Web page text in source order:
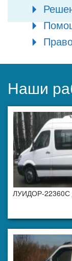
Наши
ЛУИДОР-22360С